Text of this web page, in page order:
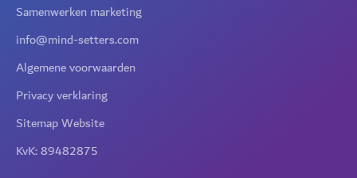
Samenwerken marketing
info@mind-setters.com
Algemene voorwaarden
Privacy verklaring
Sitemap Website
KvK: 89482875